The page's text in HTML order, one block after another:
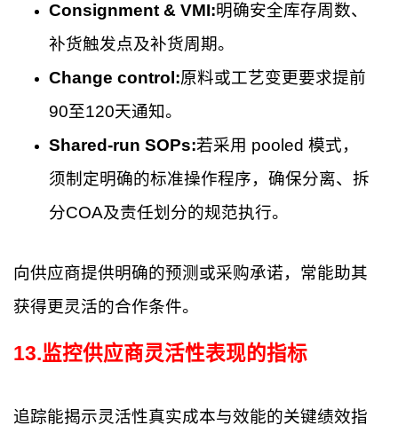
Consignment & VMI:明确安全库存周数、
补货触发点及补货周期。
Change control:原料或工艺变更要求提前
90至120天通知。
Shared-run SOPs:若采用 pooled 模式，
须制定明确的标准操作程序，确保分离、拆
分COA及责任划分的规范执行。
向供应商提供明确的预测或采购承诺，常能助其
获得更灵活的合作条件。
13.监控供应商灵活性表现的指标
追踪能揭示灵活性真实成本与效能的关键绩效指